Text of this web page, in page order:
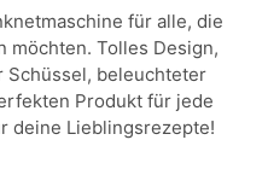
für alle, die
möchten. Tolles Design,
Schüssel, beleuchteter
Produkt für jede
deine Lieblingsrezepte!